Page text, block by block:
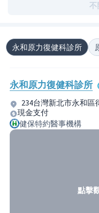
不
永和原力復健科診所
永和原力復健科診所
234台灣新北市永和區
現金支付
健保特約醫事機構
點擊